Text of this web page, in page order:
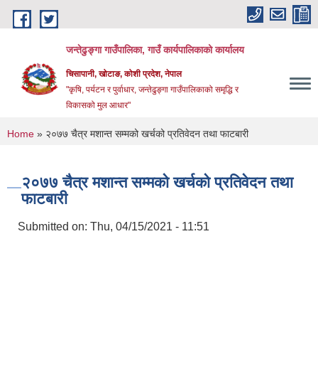
Skip to main content
जन्तेढुङ्गा गाउँपालिका, गाउँ कार्यपालिकाको कार्यालय
चिसापानी, खोटाङ, कोशी प्रदेश, नेपाल
"कृषि, पर्यटन र पुर्वाधार, जन्तेढुङ्गा गाउँपालिकाको समृद्धि र
विकासको मुल आधार"
You are here
Home » २०७७ चैत्र मशान्त सम्मको खर्चको प्रतिवेदन तथा फाटबारी
२०७७ चैत्र मशान्त सम्मको खर्चको प्रतिवेदन तथा
फाटबारी
Submitted on: Thu, 04/15/2021 - 11:51